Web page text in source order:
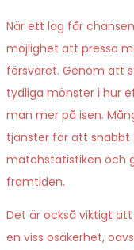
När ett lag får
möjlighet att pressa
försvaret. Genom att
tydliga mönster i hur
man mer på isen.
tjänster för att snabbt
matchstatistiken och
framtiden.
Det är också viktigt
en viss osäkerhet,